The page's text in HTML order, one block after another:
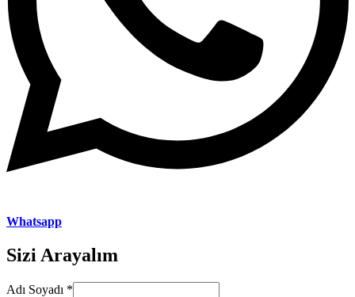
Whatsapp
Sizi Arayalım
Soyadı
Adı Soyadı *